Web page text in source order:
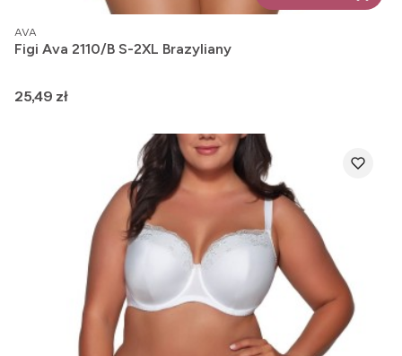
PRODUCENT
AVA
Figi Ava 2110/B S-2XL Brazyliany
Cena
25,49 zł